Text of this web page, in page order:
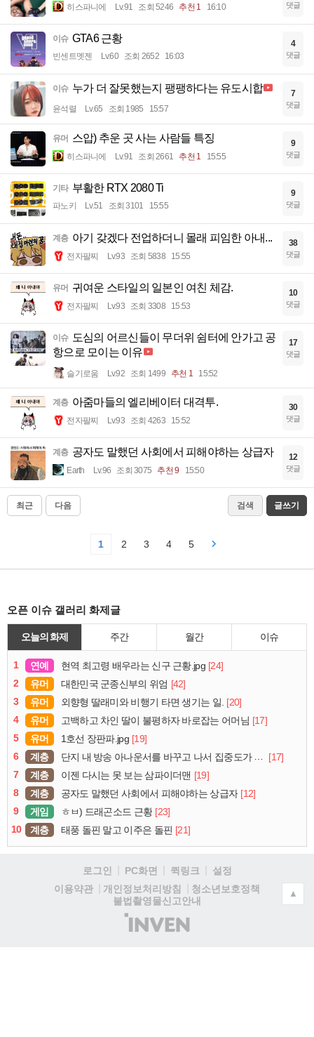
히스파니에 Lv.91 조회 5246 추천 1 16:10 댓글
이슈 GTA6 근황
빈센트멧젠 Lv.60 조회 2652 16:03
4
댓글
이슈 누가 더 잘못했는지 팽팽하다는 유도시합
윤석렬 Lv.65 조회 1985 15:57
7
댓글
유머 스압) 추운 곳 사는 사람들 특징
히스파니에 Lv.91 조회 2661 추천 1 15:55
9
댓글
기타 부활한 RTX 2080 Ti
파노키 Lv.51 조회 3101 15:55
9
댓글
계층 아기 갖겠다 전업하더니 몰래 피임한 아내...
전자팔찌 Lv.93 조회 5838 15:55
38
댓글
유머 귀여운 스타일의 일본인 여친 체감.
전자팔찌 Lv.93 조회 3308 15:53
10
댓글
이슈 도심의 어르신들이 무더위 쉼터에 안가고 공
항으로 모이는 이유
슬기로움 Lv.92 조회 1499 추천 1 15:52
17
댓글
계층 아줌마들의 엘리베이터 대격투.
전자팔찌 Lv.93 조회 4263 15:52
30
댓글
계층 공자도 말했던 사회에서 피해야하는 상급자
Earth Lv.96 조회 3075 추천 9 15:50
12
댓글
최근 다음 검색 글쓰기
1 2 3 4 5
오픈 이슈 갤러리 화제글
오늘의 화제 주간 월간 이슈
1 연예 현역 최고령 배우라는 신구 근황.jpg [24]
2
유머 대한민국 군종신부의 위엄 [42]
3
유머 외향형 딸래미와 비행기 타면 생기는 일. [20]
4
유머 고백하고 차인 딸이 불평하자 바로잡는 어머님 [17]
5
유머 1호선 장판파.jpg [19]
6
계층 단지 내 방송 아나운서를 바꾸고 나서 집중도가 확 올라갔다는 한 아파트의 안내방송
[17]
7
계층 이젠 다시는 못 보는 삼파이더맨 [19]
8
계층 공자도 말했던 사회에서 피해야하는 상급자 [12]
9
게임 ㅎㅂ) 드래곤소드 근황 [23]
10
계층 태풍 돌핀 말고 이주은 돌핀 [21]
로그인 PC화면 퀵링크
설정
이용약관
개인정보처리방침
청소년보호정책
불법촬영물신고안내
(주)
인
▲